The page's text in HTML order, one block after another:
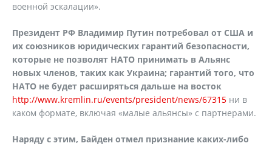
военной эскалации».
Президент РФ Владимир Путин потребовал от США и
их союзников юридических гарантий безопасности,
которые не позволят НАТО принимать в Альянс
новых членов, таких как Украина; гарантий того, что
НАТО не будет расширяться дальше на восток
http://www.kremlin.ru/events/president/news/67315 ни в
каком формате, включая «малые альянсы» с партнерами.
Наряду с этим, Байден отмел признание каких-либо